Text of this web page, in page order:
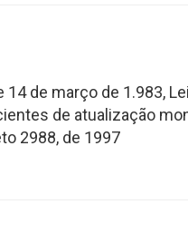
14 de março de 1.983,
de atualização
2988, de 1997